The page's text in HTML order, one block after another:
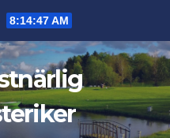
8:14:48 AM